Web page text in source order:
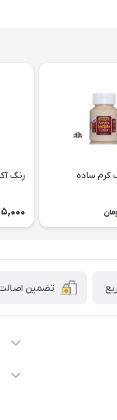
کرم ساده
رنگ
تضمین اصالت